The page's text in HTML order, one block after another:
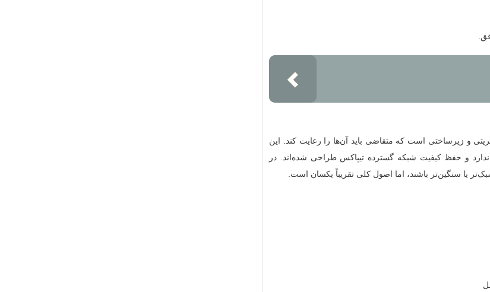
و زیرساختی است که متقاضی باید آن‌ها را رعایت کند. این
و حفظ کیفیت شبکه گسترده تیپاکس طراحی شده‌اند. در
یا سنگین‌تر باشند، اما اصول کلی تقریباً یکسان است.